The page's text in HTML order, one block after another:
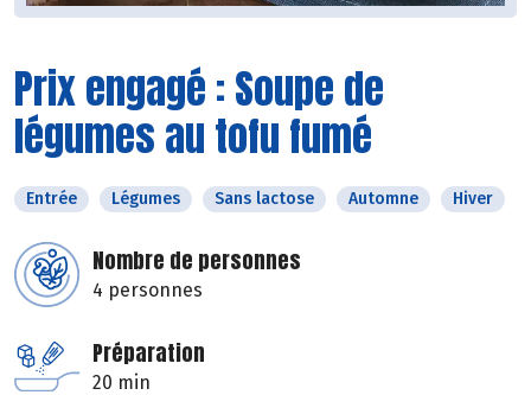
Prix engagé : Soupe de
légumes au tofu fumé
Entrée Légumes Sans lactose Automne Hiver
Nombre de personnes
4 personnes
Préparation
20 min